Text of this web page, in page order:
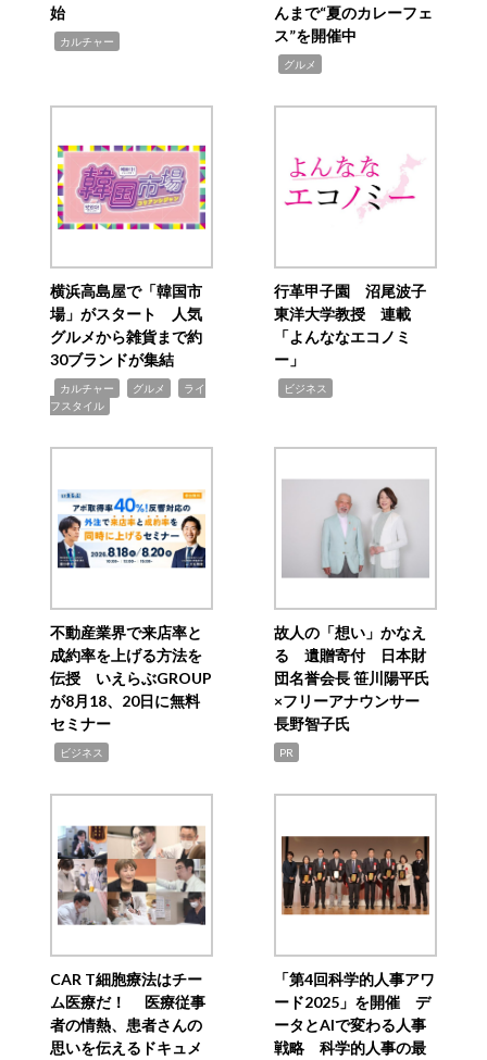
始
カルチャー
んまで“夏のカレーフェ
ス”を開催中
グルメ
横浜高島屋で「韓国市
場」がスタート 人気
グルメから雑貨まで約
30ブランドが集結
カルチャー グルメ
ライ
フスタイル
行革甲子園 沼尾波子
東洋大学教授 連載
「よんななエコノミ
ー」
ビジネス
不動産業界で来店率と
成約率を上げる方法を
伝授 いえらぶGROUP
が8月18、20日に無料
セミナー
ビジネス
故人の「想い」かなえ
る 遺贈寄付 日本財
団名誉会長 笹川陽平氏
×フリーアナウンサー
長野智子氏
PR
CAR T細胞療法はチー
ム医療だ！ 医療従事
者の情熱、患者さんの
思いを伝えるドキュメ
「第4回科学的人事アワ
ード2025」を開催 デ
ータとAIで変わる人事
戦略 科学的人事の最